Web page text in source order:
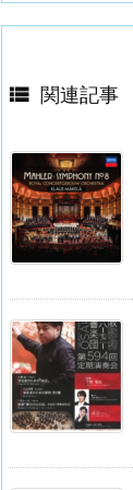
 関連記事